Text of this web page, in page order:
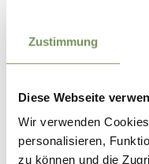
Zustimmung
Diese Webseite
Wir verwenden
personalisieren,
zu können und die